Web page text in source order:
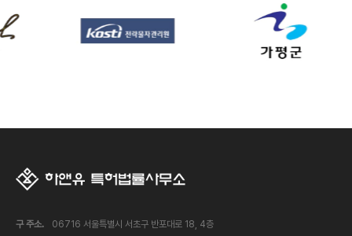
구 주소.
06716 서울특별시 서초구 반포대로 18, 4층